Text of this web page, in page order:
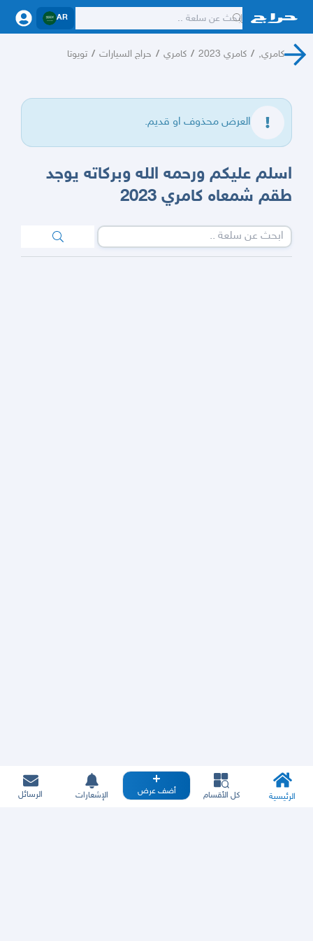
AR
كامري, / كامري 2023 / كامري / حراج السيارات / تويوتا
العرض محذوف او قديم.
اسلم عليكم ورحمه الله وبركاته يوجد
طقم شمعاه كامري 2023
الرئيسية كل الأقسام أضف عرض الإشعارات الرسائل